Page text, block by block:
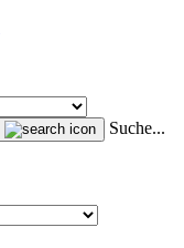
Suche...